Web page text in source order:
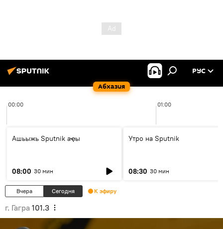
Абхазия
РУС
00:00 01:00
Ашьыжь Sputnik аҿы
08:00 30 мин
Утро на Sputnik
08:30 30 мин
Вчера Сегодня К эфиру
г. Гагра 101.3